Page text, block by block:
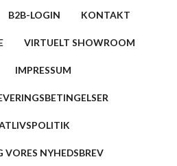
B2B-LOGIN KONTAKT
VIRTUELT SHOWROOM
IMPRESSUM
VORES NYHEDSBREV